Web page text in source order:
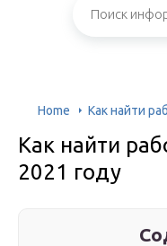
Home Как найти
Как найти
2021 году